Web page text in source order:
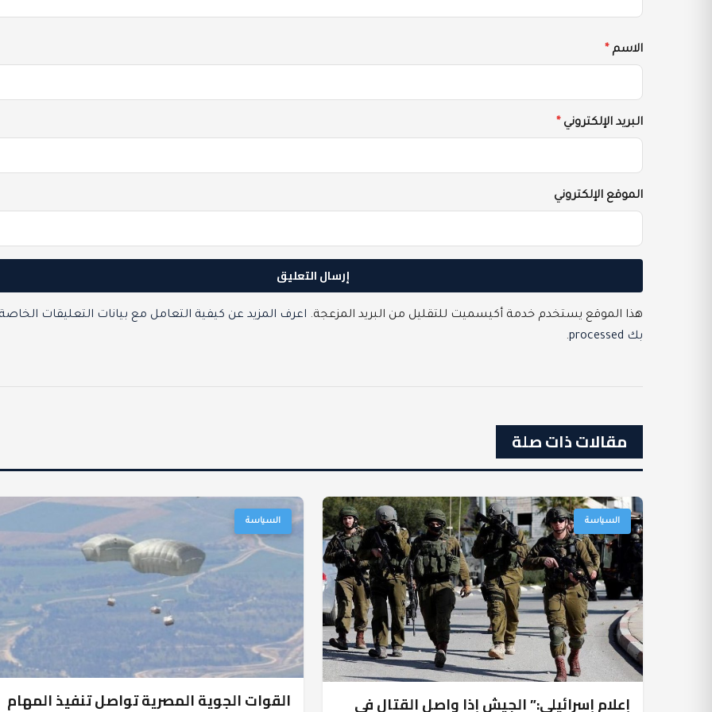
الاسم *
البريد الإلكتروني *
الموقع الإلكتروني
هذا الموقع يستخدم خدمة أكيسميت للتقليل من البريد المزعجة. اعرف المزيد عن كيفية التعامل مع بيانات التعليقات
بك processed
.
مقالات ذات صلة
السياسة
إعلام إسرائيلي:” الجيش إذا واصل القتال في
السياسة
القوات الجوية المصرية تواصل تنفيذ المهام